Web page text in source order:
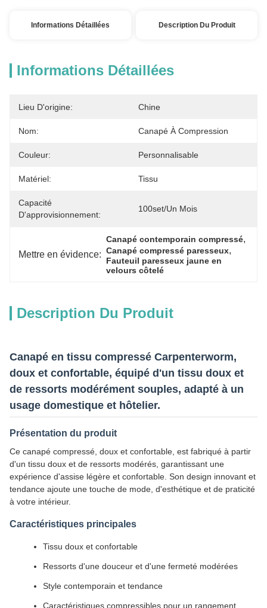
Informations Détaillées Description Du Produit
Informations Détaillées
Lieu D'origine: Chine
Nom: Canapé À Compression
Couleur: Personnalisable
Matériel: Tissu
Capacité
D'approvisionnement:
100set/un Mois
Mettre en évidence:
Canapé contemporain compressé
Canapé compressé paresseux,
Fauteuil paresseux jaune en
velours côtelé
Description Du Produit
Canapé en tissu compressé Carpenterworm,
doux et confortable, équipé d'un tissu doux et
de ressorts modérément souples, adapté à un
usage domestique et hôtelier.
Présentation du produit
Ce canapé compressé, doux et confortable, est fabriqué à partir
d'un tissu doux et de ressorts modérés, garantissant une
expérience d'assise légère et confortable. Son design innovant et
tendance ajoute une touche de mode, d'esthétique et de praticité
à votre intérieur.
Caractéristiques principales
Tissu doux et confortable
Ressorts d'une douceur et d'une fermeté modérées
Style contemporain et tendance
Caractéristiques compressibles pour un rangement